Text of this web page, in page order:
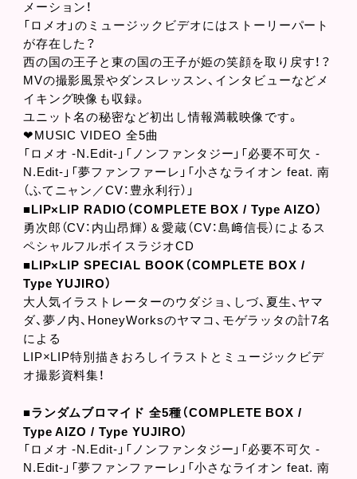
メーション！
「ロメオ」のミュージックビデオにはストーリーパート
が存在した？
西の国の王子と東の国の王子が姫の笑顔を取り戻す！？
MVの撮影風景やダンスレッスン、インタビューなどメ
イキング映像も収録。
ユニット名の秘密など初出し情報満載映像です。
❤MUSIC VIDEO 全5曲
「ロメオ -N.Edit-」「ノンファンタジー」「必要不可欠 -
N.Edit-」「夢ファンファーレ」「小さなライオン feat. 南
（ふてニャン／CV：豊永利行）」
■LIP×LIP RADIO（COMPLETE BOX / Type AIZO）
勇次郎（CV：内山昂輝）＆愛蔵（CV：島﨑信長）によるス
ペシャルフルボイスラジオCD
■LIP×LIP SPECIAL BOOK（COMPLETE BOX /
Type YUJIRO）
大人気イラストレーターのウダジョ、しづ、夏生、ヤマ
ダ、夢ノ内、HoneyWorksのヤマコ、モゲラッタの計7名
による
LIP×LIP特別描きおろしイラストとミュージックビデ
オ撮影資料集！
■ランダムブロマイド 全5種（COMPLETE BOX /
Type AIZO / Type YUJIRO）
「ロメオ -N.Edit-」「ノンファンタジー」「必要不可欠 -
N.Edit-」「夢ファンファーレ」「小さなライオン feat. 南